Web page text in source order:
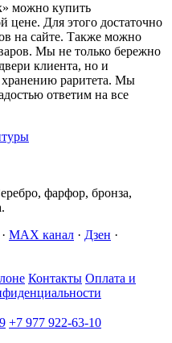
можно купить
цене. Для этого достаточно
на сайте. Также можно
Мы не только бережно
клиента, но и
хранению раритета. Мы
ответим на все
фарфор, бронза,
· MAX канал · Дзен ·
Контакты Оплата и
+7 977 922-63-10